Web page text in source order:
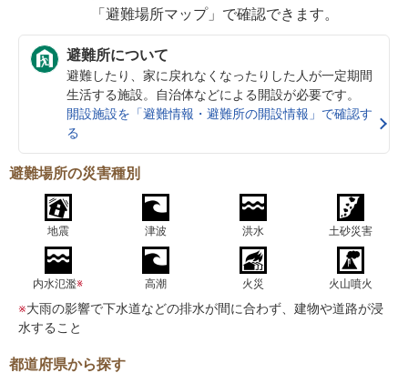
「避難場所マップ」で確認できます。
避難所について
避難したり、家に戻れなくなったりした人が一定期間
生活する施設。自治体などによる開設が必要です。
開設施設を「避難情報・避難所の開設情報」で確認す
る
避難場所の災害種別
地震 津波 洪水 土砂災害
内水氾濫※ 高潮 火災 火山噴火
※大雨の影響で下水道などの排水が間に合わず、建物や道路が浸
水すること
都道府県から探す